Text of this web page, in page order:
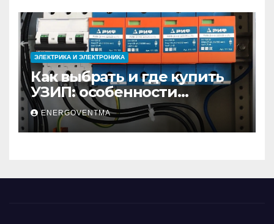
ЭЛЕКТРИКА И ЭЛЕКТРОНИКА
Как выбрать и где купить
УЗИП: особенности
устройств защиты от
импульсных
перенапряжений
ENERGOVENTMA